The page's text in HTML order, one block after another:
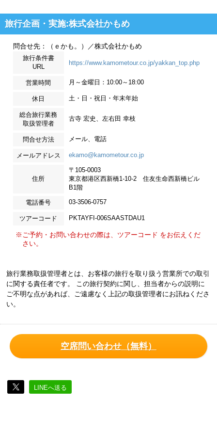
旅行企画・実施:株式会社かもめ
問合せ先：（ｅかも。）／株式会社かもめ
旅行条件書
URL
https://www.kamometour.co.jp/yakkan_top.php
営業時間 月～金曜日：10:00～18:00
休日 土・日・祝日・年末年始
総合旅行業務
取扱管理者
古寺 宏史、左右田 幸枝
問合せ方法 メール、電話
メールアドレス ekamo@kamometour.co.jp
住所
〒105-0003
東京都港区西新橋1-10-2 住友生命西新橋ビル
B1階
電話番号 03-3506-0757
ツアーコード PKTAYFI-006SAASTDAU1
※ご予約・お問い合わせの際は、ツアーコード をお伝えくだ
さい。
旅行業務取扱管理者とは、お客様の旅行を取り扱う営業所での取引
に関する責任者です。 この旅行契約に関し、担当者からの説明に
ご不明な点があれば、ご遠慮なく上記の取扱管理者にお訊ねくださ
い。
空席問い合わせ（無料）
LINEへ送る